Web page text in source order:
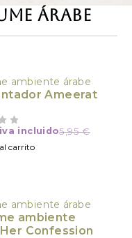
árabe
ambiente árabe
Ameerat
5,95€
incluido
carrito
ambiente árabe
ambiente
árabe Her Confession